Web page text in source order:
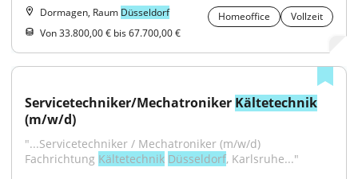
Dormagen, Raum Düsseldorf Homeoffice
Vollzeit
Von 33.800,00 € bis 67.700,00 €
Servicetechniker/Mechatroniker Kältetechnik
(m/w/d)
"...Servicetechniker / Mechatroniker (m/w/d)
Fachrichtung Kältetechnik Düsseldorf, Karlsruhe..."